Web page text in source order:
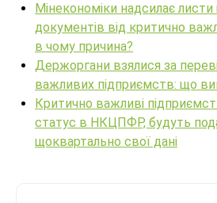
Мінекономіки надсилає
документів від критично
в чому причина?
Держоргани взялися за
важливих підприємств: що
Критично важливі
статус в НКЦПФР, будуть
щоквартально свої дані